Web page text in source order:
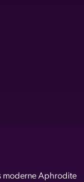
moderne Aphrodite